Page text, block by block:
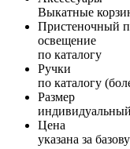
Выкатные
Пристеночный
освещение
по каталогу
Ручки
по каталогу
Размер
индивидуальный
Цена
указана за